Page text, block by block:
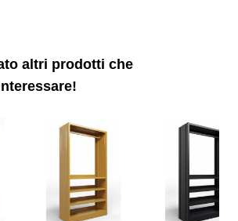
altri prodotti che
tra gli elementi del carosello utilizzando il
il carosello